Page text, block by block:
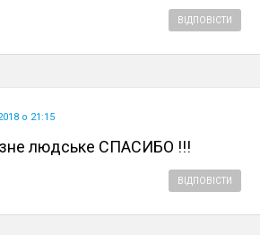
ВІДПОВІСТИ
о 21:15
людське СПАСИБО !!!
ВІДПОВІСТИ